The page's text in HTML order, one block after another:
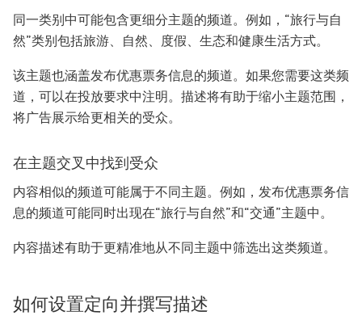
同一类别中可能包含更细分主题的频道。例如，“旅行与自
然”类别包括旅游、自然、度假、生态和健康生活方式。
该主题也涵盖发布优惠票务信息的频道。如果您需要这类频
道，可以在投放要求中注明。描述将有助于缩小主题范围，
将广告展示给更相关的受众。
在主题交叉中找到受众
内容相似的频道可能属于不同主题。例如，发布优惠票务信
息的频道可能同时出现在“旅行与自然”和“交通”主题中。
内容描述有助于更精准地从不同主题中筛选出这类频道。
如何设置定向并撰写描述